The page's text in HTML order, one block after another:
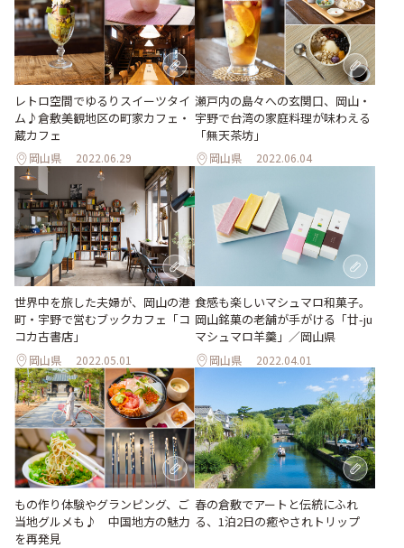
レトロ空間でゆるりスイーツタイ
ム♪倉敷美観地区の町家カフェ・
蔵カフェ
岡山県 2022.06.29
瀬戸内の島々への玄関口、岡山・
宇野で台湾の家庭料理が味わえる
「無天茶坊」
岡山県 2022.06.04
世界中を旅した夫婦が、岡山の港
町・宇野で営むブックカフェ「コ
コカ古書店」
岡山県 2022.05.01
食感も楽しいマシュマロ和菓子。
岡山銘菓の老舗が手がける「廿-ju
マシュマロ羊羹」／岡山県
岡山県 2022.04.01
もの作り体験やグランピング、ご
当地グルメも♪ 中国地方の魅力
を再発見
春の倉敷でアートと伝統にふれ
る、1泊2日の癒やされトリップ